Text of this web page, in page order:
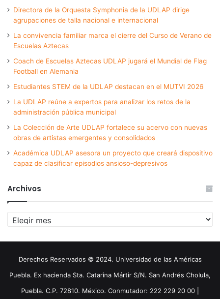
Directora de la Orquesta Symphonia de la UDLAP dirige
agrupaciones de talla nacional e internacional
La convivencia familiar marca el cierre del Curso de Verano de
Escuelas Aztecas
Coach de Escuelas Aztecas UDLAP jugará el Mundial de Flag
Football en Alemania
Estudiantes STEM de la UDLAP destacan en el MUTVI 2026
La UDLAP reúne a expertos para analizar los retos de la
administración pública municipal
La Colección de Arte UDLAP fortalece su acervo con nuevas
obras de artistas emergentes y consolidados
Académica UDLAP asesora un proyecto que creará dispositivo
capaz de clasificar episodios ansioso-depresivos
Archivos
Archivos
Derechos Reservados © 2024. Universidad de las Américas
Puebla. Ex hacienda Sta. Catarina Mártir S/N. San Andrés Cholula,
Puebla. C.P. 72810. México. Conmutador: 222 229 20 00 |